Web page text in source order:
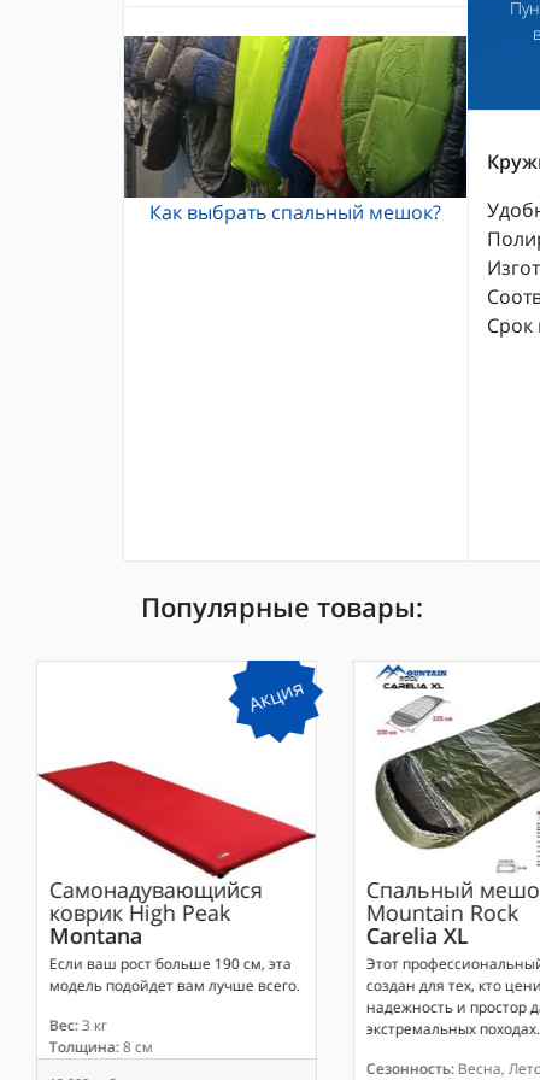
Кошки Grivel
Каски и шлемы для альпинизма
Жумары и зажимы
Карабины и оттяжки
Спусковые устройства
Как выбрать спальный мешок?
Срок
Популярные товары:
Акция
Самонадувающийся
коврик High Peak
Montana
Если ваш рост больше 190 см, эта
модель подойдет вам лучше всего.
Вес:3 кг
Толщина:8 см
Спальный
Mountain Rock
Carelia XL
Этот
создан для тех, кто
надежность и простор
экстремальных походах.
Сезонность:Весна,